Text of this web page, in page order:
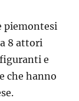
piemontesi
8 attori
e
che hanno